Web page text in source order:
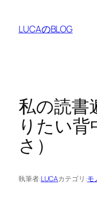
LUCAのBLOG
私の読書
りたい背
さ）
執筆者:LUCAカテゴリ:モ